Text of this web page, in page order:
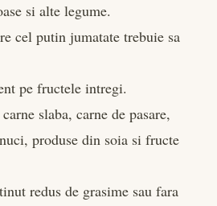
si alte legume.
cel putin jumatate trebuie sa
pe fructele intregi.
slaba, carne de pasare,
produse din soia si fructe
redus de grasime sau fara